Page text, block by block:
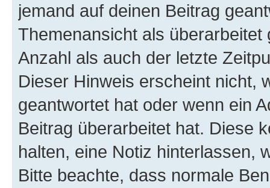
jemand auf deinen Beitrag
Themenansicht als
Anzahl als auch der letzte
Dieser Hinweis erscheint nicht,
geantwortet hat oder wenn ein
Beitrag überarbeitet hat. Diese
halten, eine Notiz hinterlassen,
Bitte beachte, dass normale